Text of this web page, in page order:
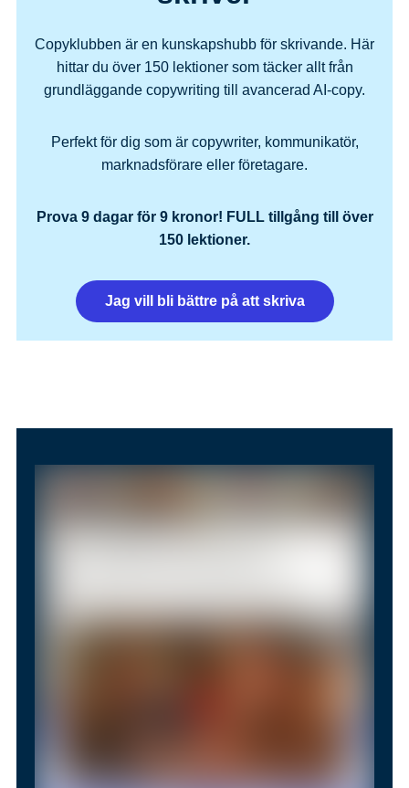
Copyklubben är en kunskapshubb för skrivande. Här
hittar du över 150 lektioner som täcker allt från
grundläggande copywriting till avancerad AI-copy.
Perfekt för dig som är copywriter, kommunikatör,
marknadsförare eller företagare.
Prova 9 dagar för 9 kronor! FULL tillgång till över
150 lektioner.
Jag vill bli bättre på att skriva